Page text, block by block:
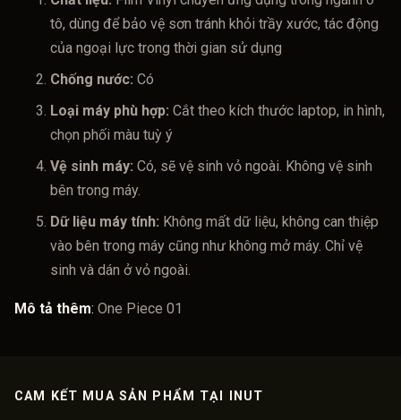
tô, dùng để bảo vệ sơn tránh khỏi trầy xước, tác động
của ngoại lực trong thời gian sử dụng
Chống nước: Có
Loại máy phù hợp: Cắt theo kích thước laptop, in hình,
chọn phối màu tuỳ ý
Vệ sinh máy: Có, sẽ vệ sinh vỏ ngoài. Không vệ sinh
bên trong máy.
Dữ liệu máy tính: Không mất dữ liệu, không can thiệp
vào bên trong máy cũng như không mở máy. Chỉ vệ
sinh và dán ở vỏ ngoài.
Mô tả thêm: One Piece 01
CAM KẾT MUA SẢN PHẨM TẠI INUT